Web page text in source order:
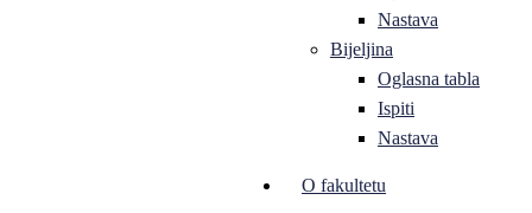
Nastava
Bijeljina
Oglasna tabla
Ispiti
Nastava
O fakultetu